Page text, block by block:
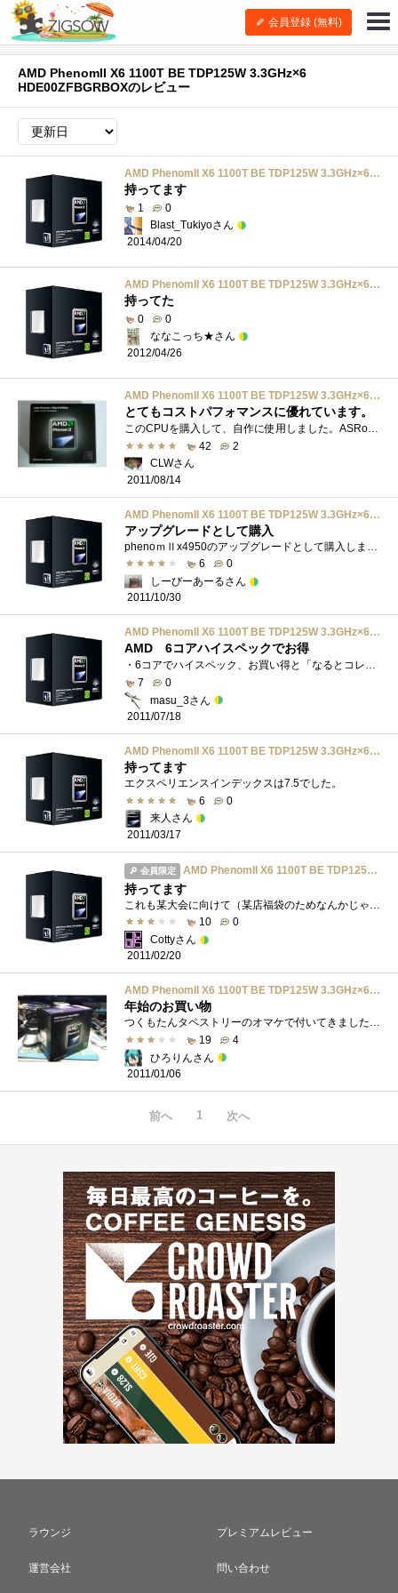
会員登録 (無料)
AMD PhenomII X6 1100T BE TDP125W 3.3GHz×6
HDE00ZFBGRBOXのレビュー
AMD PhenomII X6 1100T BE TDP125W 3.3GHz×6 HDE00ZFBGRBOX
持ってます
1
0
Blast_Tukiyoさん
2014/04/20
AMD PhenomII X6 1100T BE TDP125W 3.3GHz×6 HDE00ZFBGRBOX
持ってた
0
0
ななこっち★さん
2012/04/26
AMD PhenomII X6 1100T BE TDP125W 3.3GHz×6 HDE00ZFBGRBOX
とてもコストパフォマンスに優れています。
このCPUを購入して、自作に使用しました。ASRockの890GXExterme4R2.0とPC-10600の8GBメモリーと組み合わせで使用しています。とてもパワフルで動画キャプ�...
42
2
CLWさん
2011/08/14
AMD PhenomII X6 1100T BE TDP125W 3.3GHz×6 HDE00ZFBGRBOX
アップグレードとして購入
6
0
しーびーあーるさん
2011/10/30
AMD PhenomII X6 1100T BE TDP125W 3.3GHz×6 HDE00ZFBGRBOX
AMD 6コアハイスペックでお得
・6コアでハイスペック、お買い得と「なるとコレに。・普通のままでは面白みが半減、OCするなり、K10STAT等利用して省電力化すると楽しみ倍増。�...
7
0
masu_3さん
2011/07/18
AMD PhenomII X6 1100T BE TDP125W 3.3GHz×6 HDE00ZFBGRBOX
持ってます
エクスペリエンスインデックスは7.5でした。
6
0
来人さん
2011/03/17
会員限定 AMD PhenomII X6 1100T BE TDP125W 3.3GHz×6 HDE00ZFBGRBOX
持ってます
10
0
Cottyさん
2011/02/20
AMD PhenomII X6 1100T BE TDP125W 3.3GHz×6 HDE00ZFBGRBOX
年始のお買い物
つくもたんタペストリーのオマケで付いてきましたｗようやく、AMD6コアも3.3GHｚまで上がってきました。これでIntelに並べるかというとそうではあ...
19
4
ひろりんさん
2011/01/06
前へ 1 次へ
ラウンジ プレミアムレビュー
運営会社 問い合わせ